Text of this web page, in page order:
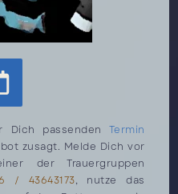
passenden Termin
zusagt. Melde Dich vor
der Trauergruppen
/ 43643173, nutze das